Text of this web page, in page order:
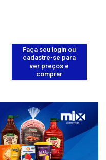
Faça seu login ou
cadastre-se para
ver preços e
comprar